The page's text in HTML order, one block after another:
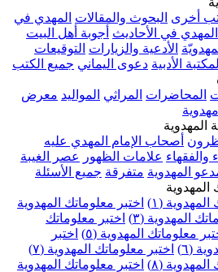
أخرى البحوث والمقالات المهدي في
المهدي في الأحاديث أجوبة أهل البيت
الأدعية والزيارات التوقيعات
المكتبة الأدبية دعوى اليماني جميع الكتب
المحاضرات المراثي المواليد معرض
المهدوية
أصحاب الإمام المهدي عليه
والفقهاء علامات الظهور
عصر الغيبة
المهدوية متفرقة جميع الأسئلة
المهدوية
(١)
اختبر معلوماتك المهدوية
المهدوية (٣)
اختبر معلوماتك
معلوماتك المهدوية (٥)
اختبر
(٦)
اختبر معلوماتك المهدوية (٧)
(٨)
اختبر معلوماتك المهدوية